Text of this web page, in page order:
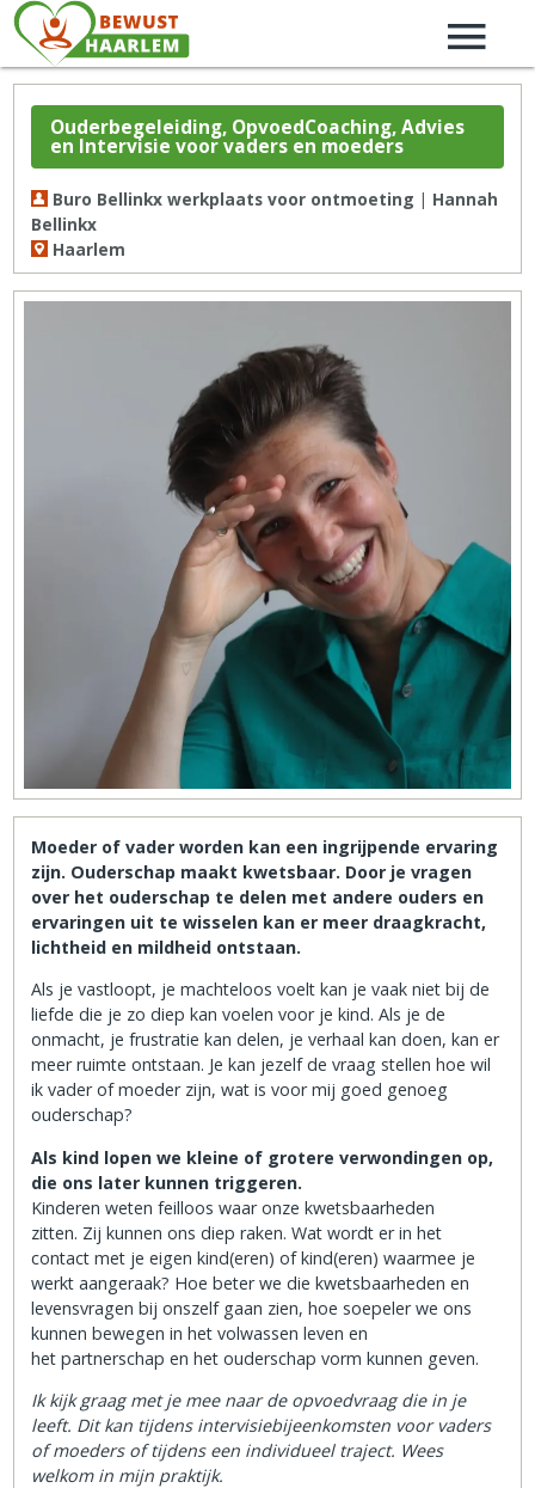
Ouderbegeleiding, OpvoedCoaching, Advies
en Intervisie voor vaders en moeders
Buro Bellinkx werkplaats voor ontmoeting | Hannah
Bellinkx
Haarlem
Moeder of vader worden kan een ingrijpende ervaring
zijn. Ouderschap maakt kwetsbaar. Door je vragen
over het ouderschap te delen met andere ouders en
ervaringen uit te wisselen kan er meer draagkracht,
lichtheid en mildheid ontstaan.
Als je vastloopt, je machteloos voelt kan je vaak niet bij de
liefde die je zo diep kan voelen voor je kind. Als je de
onmacht, je frustratie kan delen, je verhaal kan doen, kan er
meer ruimte ontstaan. Je kan jezelf de vraag stellen hoe wil
ik vader of moeder zijn, wat is voor mij goed genoeg
ouderschap?
Als kind lopen we kleine of grotere verwondingen op,
die ons later kunnen triggeren.
Kinderen weten feilloos waar onze kwetsbaarheden
zitten. Zij kunnen ons diep raken. Wat wordt er in het
contact met je eigen kind(eren) of kind(eren) waarmee je
werkt aangeraak? Hoe beter we die kwetsbaarheden en
levensvragen bij onszelf gaan zien, hoe soepeler we ons
kunnen bewegen in het volwassen leven en
het partnerschap en het ouderschap vorm kunnen geven.
Ik kijk graag met je mee naar de opvoedvraag die in je
leeft. Dit kan tijdens intervisiebijeenkomsten voor vaders
of moeders of tijdens een individueel traject. Wees
welkom in mijn praktijk.